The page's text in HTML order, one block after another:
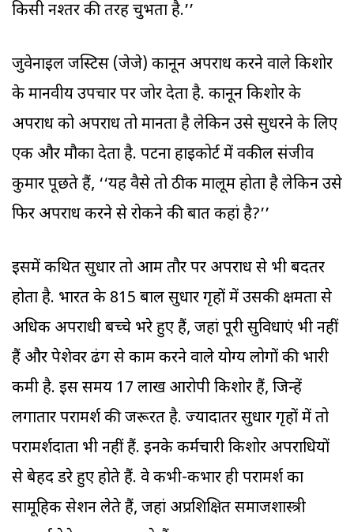
किसी नश्तर की तरह चुभता है.’’
जुवेनाइल जस्टिस (जेजे) कानून अपराध करने वाले किशोर
के मानवीय उपचार पर जोर देता है. कानून किशोर के
अपराध को अपराध तो मानता है लेकिन उसे सुधरने के लिए
एक और मौका देता है. पटना हाइकोर्ट में वकील संजीव
कुमार पूछते हैं, ‘‘यह वैसे तो ठीक मालूम होता है लेकिन उसे
फिर अपराध करने से रोकने की बात कहां है?’’
इसमें कथित सुधार तो आम तौर पर अपराध से भी बदतर
होता है. भारत के 815 बाल सुधार गृहों में उसकी क्षमता से
अधिक अपराधी बच्चे भरे हुए हैं, जहां पूरी सुविधाएं भी नहीं
हैं और पेशेवर ढंग से काम करने वाले योग्य लोगों की भारी
कमी है. इस समय 17 लाख आरोपी किशोर हैं, जिन्हें
लगातार परामर्श की जरूरत है. ज्यादातर सुधार गृहों में तो
परामर्शदाता भी नहीं हैं. इनके कर्मचारी किशोर अपराधियों
से बेहद डरे हुए होते हैं. वे कभी-कभार ही परामर्श का
सामूहिक सेशन लेते हैं, जहां अप्रशिक्षित समाजशास्त्री